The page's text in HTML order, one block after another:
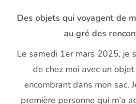
Des objets qui voyagent de
au gré des
Le samedi 1er mars 2025, je
de chez moi avec un
encombrant dans mon sac.
première personne qui m’a